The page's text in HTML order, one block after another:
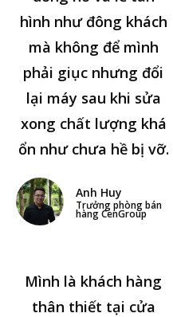
hình như đông khách
mà không để mình
phải giục nhưng đổi
lại máy sau khi sửa
xong chất lượng khá
ổn như chưa hề bị vỡ.
Anh Huy
Trưởng phòng bán
hàng CenGroup
Mình là khách hàng
thân thiết tại cửa